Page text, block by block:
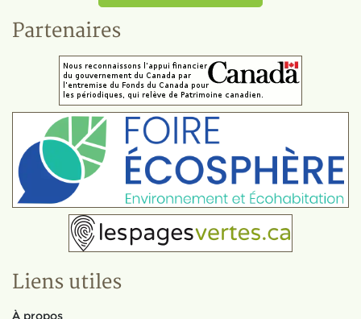
Partenaires
Liens utiles